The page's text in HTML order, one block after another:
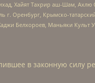
Хайят Тахрир аш-Шам,
г. Оренбург, Крымско-
Белхороев, Маньяки
в законную силу